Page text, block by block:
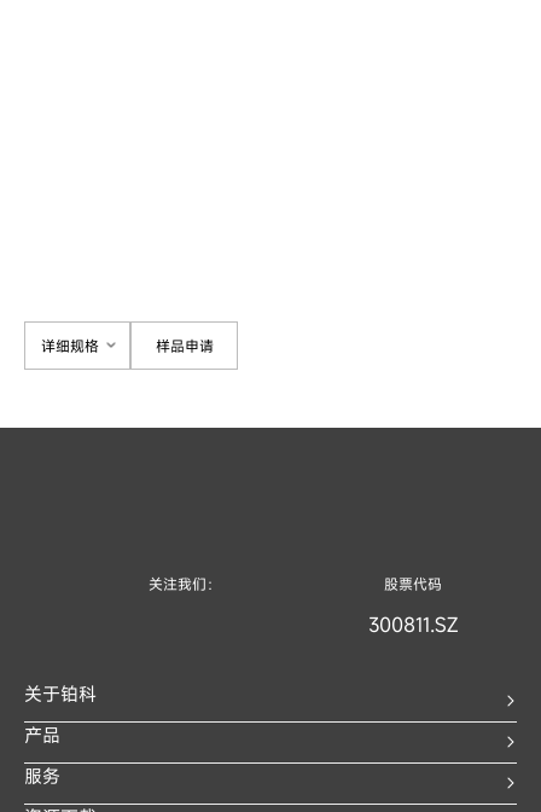
详细规格 样品申请
关注我们： 股票代码
300811.SZ
关于铂科
产品
服务